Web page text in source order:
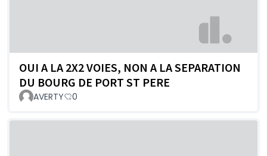
OUI A LA 2X2 VOIES, NON A LA SEPARATION
DU BOURG DE PORT ST PERE
AVERTY 0